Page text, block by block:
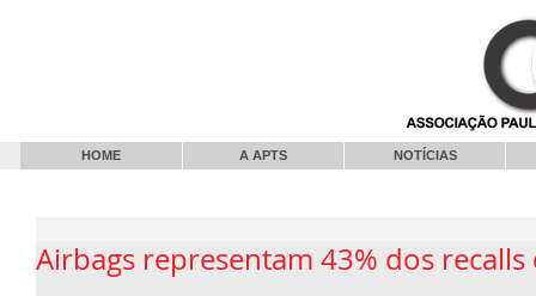
HOME A APTS NOTÍCIAS
Airbags representam 43% dos recalls